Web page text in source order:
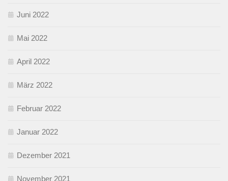
Juni 2022
Mai 2022
April 2022
März 2022
Februar 2022
Januar 2022
Dezember 2021
November 2021